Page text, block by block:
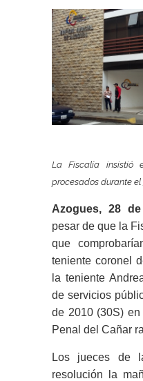
La Fiscalía insistió
procesados durante el
Azogues, 28
pesar de que la
que
teniente coronel
la teniente
de servicios
de 2010 (30S)
Penal del Cañar
Los jueces de
resolución la